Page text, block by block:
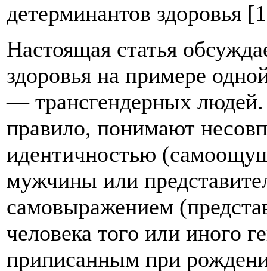
детерминантов здоровья
Настоящая статья
здоровья на примере
— трансгендерных людей.
правило, понимают
идентичностью
мужчины или
самовыражением
человека того или иного
приписанным при